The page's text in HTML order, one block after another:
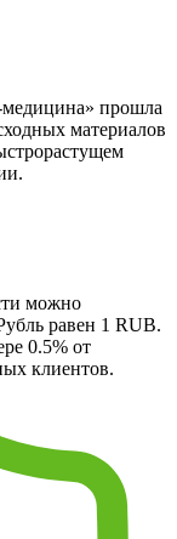
медицина» прошла
материалов
можно
равен 1 RUB.
0.5% от
клиентов.